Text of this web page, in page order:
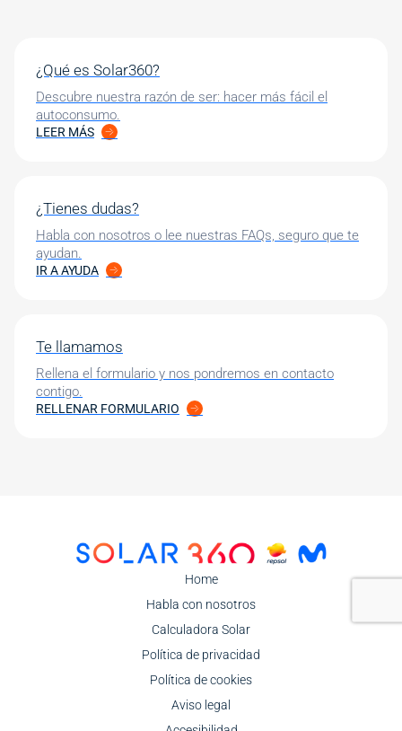
¿Qué es Solar360?
Descubre nuestra razón de ser: hacer más fácil el
autoconsumo.
LEER MÁS
¿Tienes dudas?
Habla con nosotros o lee nuestras FAQs, seguro que te
ayudan.
IR A AYUDA
Te llamamos
Rellena el formulario y nos pondremos en contacto
contigo.
RELLENAR FORMULARIO
Image
Home
Habla con nosotros
Calculadora Solar
Política de privacidad
Política de cookies
Aviso legal